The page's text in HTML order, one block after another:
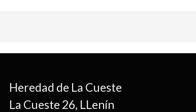
Heredad de La Cueste
La Cueste 26, LLenín